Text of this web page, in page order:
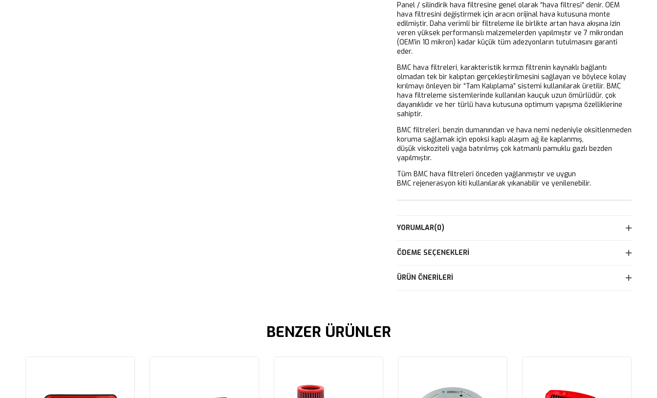
Panel / silindirik hava filtresine genel olarak “hava filtresi” denir. OEM
hava filtresini değiştirmek için aracın orijinal hava kutusuna monte
edilmiştir. Daha verimli bir filtreleme ile birlikte artan hava akışına izin
veren yüksek performanslı malzemelerden yapılmıştır ve 7 mikrondan
(OEM’in 10 mikron) kadar küçük tüm adezyonların tutulmasını garanti
eder.
BMC hava filtreleri, karakteristik kırmızı filtrenin kaynaklı bağlantı
olmadan tek bir kalıptan gerçekleştirilmesini sağlayan ve böylece kolay
kırılmayı önleyen bir “Tam Kalıplama” sistemi kullanılarak üretilir. BMC
hava filtreleme sistemlerinde kullanılan kauçuk uzun ömürlüdür, çok
dayanıklıdır ve her türlü hava kutusuna optimum yapışma özelliklerine
sahiptir.
BMC filtreleri, benzin dumanından ve hava nemi nedeniyle oksitlenmeden
koruma sağlamak için epoksi kaplı alaşım ağ ile kaplanmış,
düşük viskoziteli yağa batırılmış çok katmanlı pamuklu gazlı bezden
yapılmıştır.
Tüm BMC hava filtreleri önceden yağlanmıştır ve uygun
BMC rejenerasyon kiti kullanılarak yıkanabilir ve yenilenebilir.
YORUMLAR(0)
ÖDEME SEÇENEKLERI
ÜRÜN ÖNERILERI
BENZER ÜRÜNLER